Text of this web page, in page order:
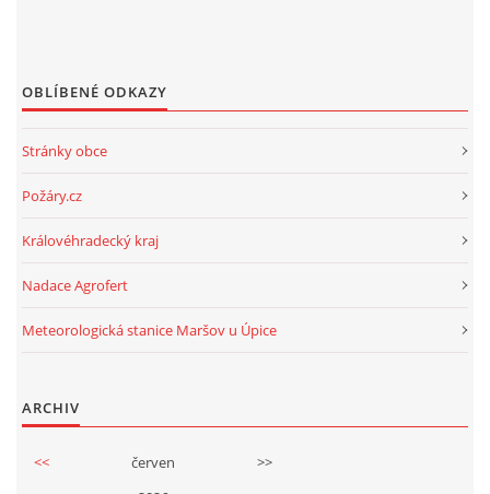
OBLÍBENÉ ODKAZY
Stránky obce
Požáry.cz
Královéhradecký kraj
Nadace Agrofert
Meteorologická stanice Maršov u Úpice
ARCHIV
<< červen
>>